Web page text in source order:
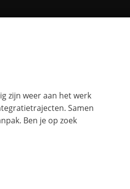
zijn weer aan het werk
Samen
Ben je op zoek